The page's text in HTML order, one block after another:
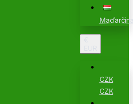
CZK
CZK